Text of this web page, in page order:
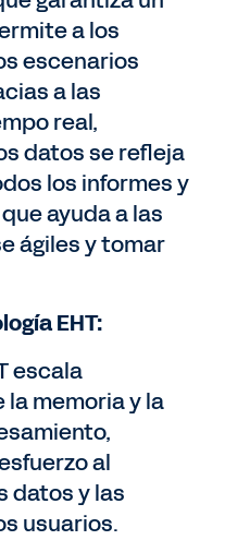
a los
escenarios
a las
real,
datos se refleja
los informes y
ayuda a las
ágiles y tomar
EHT:
escala
memoria y la
al
datos y las
usuarios.